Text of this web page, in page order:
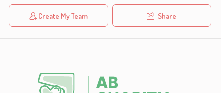
Create My Team Share